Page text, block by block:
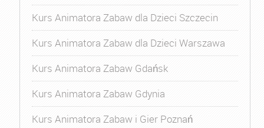
Kurs Animatora Zabaw dla Dzieci Szczecin
Kurs Animatora Zabaw dla Dzieci Warszawa
Kurs Animatora Zabaw Gdańsk
Kurs Animatora Zabaw Gdynia
Kurs Animatora Zabaw i Gier Poznań